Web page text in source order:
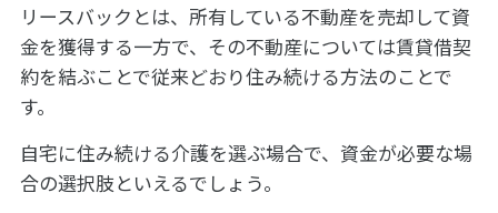
リースバックとは、所有している不動産を売却して資
金を獲得する一方で、その不動産については賃貸借契
約を結ぶことで従来どおり住み続ける方法のことで
す。
自宅に住み続ける介護を選ぶ場合で、資金が必要な場
合の選択肢といえるでしょう。